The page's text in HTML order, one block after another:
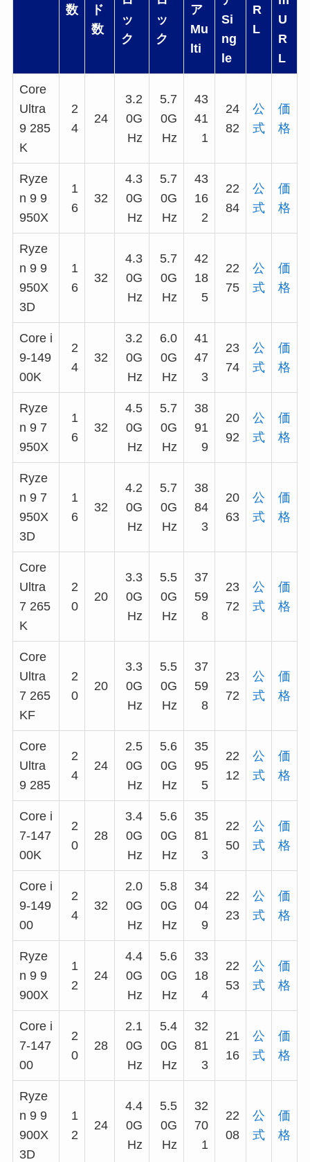
数
ド
数
ッ
ク
ッ
ク
ア
Mu
lti
Si
ng
le
R
L
U
R
L
Core
Ultra
9 285
K
2
4
24
3.2
0G
Hz
5.7
0G
Hz
43
41
1
24
82
公
式
価
格
Ryze
n 9 9
950X
1
6
32
4.3
0G
Hz
5.7
0G
Hz
43
16
2
22
84
公
式
価
格
Ryze
n 9 9
950X
3D
1
6
32
4.3
0G
Hz
5.7
0G
Hz
42
18
5
22
75
公
式
価
格
Core i
9-149
00K
2
4
32
3.2
0G
Hz
6.0
0G
Hz
41
47
3
23
74
公
式
価
格
Ryze
n 9 7
950X
1
6
32
4.5
0G
Hz
5.7
0G
Hz
38
91
9
20
92
公
式
価
格
Ryze
n 9 7
950X
3D
1
6
32
4.2
0G
Hz
5.7
0G
Hz
38
84
3
20
63
公
式
価
格
Core
Ultra
7 265
K
2
0
20
3.3
0G
Hz
5.5
0G
Hz
37
59
8
23
72
公
式
価
格
Core
Ultra
7 265
KF
2
0
20
3.3
0G
Hz
5.5
0G
Hz
37
59
8
23
72
公
式
価
格
Core
Ultra
9 285
2
4
24
2.5
0G
Hz
5.6
0G
Hz
35
95
5
22
12
公
式
価
格
Core i
7-147
00K
2
0
28
3.4
0G
Hz
5.6
0G
Hz
35
81
3
22
50
公
式
価
格
Core i
9-149
00
2
4
32
2.0
0G
Hz
5.8
0G
Hz
34
04
9
22
23
公
式
価
格
Ryze
n 9 9
900X
1
2
24
4.4
0G
Hz
5.6
0G
Hz
33
18
4
22
53
公
式
価
格
Core i
7-147
00
2
0
28
2.1
0G
Hz
5.4
0G
Hz
32
81
3
21
16
公
式
価
格
Ryze
n 9 9
900X
3D
1
2
24
4.4
0G
Hz
5.5
0G
Hz
32
70
1
22
08
公
式
価
格